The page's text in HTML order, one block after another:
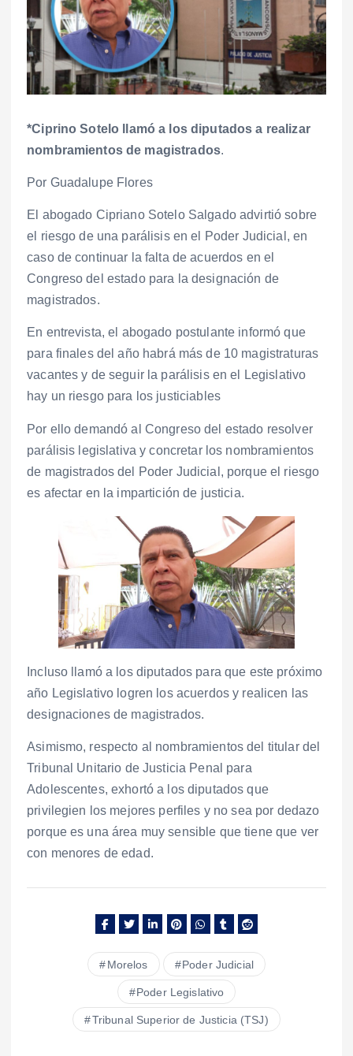
*Ciprino Sotelo llamó a los diputados a realizar
nombramientos de magistrados.
Por Guadalupe Flores
El abogado Cipriano Sotelo Salgado advirtió sobre
el riesgo de una parálisis en el Poder Judicial, en
caso de continuar la falta de acuerdos en el
Congreso del estado para la designación de
magistrados.
En entrevista, el abogado postulante informó que
para finales del año habrá más de 10 magistraturas
vacantes y de seguir la parálisis en el Legislativo
hay un riesgo para los justiciables
Por ello demandó al Congreso del estado resolver
parálisis legislativa y concretar los nombramientos
de magistrados del Poder Judicial, porque el riesgo
es afectar en la impartición de justicia.
Incluso llamó a los diputados para que este próximo
año Legislativo logren los acuerdos y realicen las
designaciones de magistrados.
Asimismo, respecto al nombramientos del titular del
Tribunal Unitario de Justicia Penal para
Adolescentes, exhortó a los diputados que
privilegien los mejores perfiles y no sea por dedazo
porque es una área muy sensible que tiene que ver
con menores de edad.
Morelos Poder Judicial
Poder Legislativo
Tribunal Superior de Justicia (TSJ)